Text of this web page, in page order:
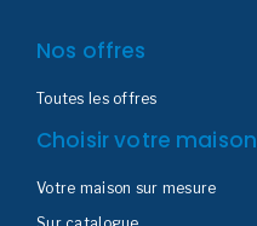
Nos offres
Toutes les offres
Choisir votre maison
Votre maison sur mesure